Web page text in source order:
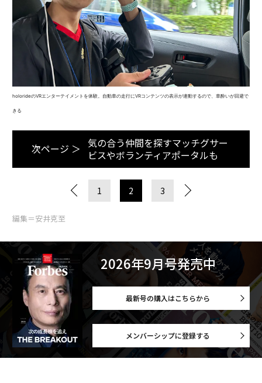
holorideのVRエンターテイメントを体験。自動車の走行にVRコンテンツの表示が連動するので、車酔いが回避で
きる
次ページ ＞ 気の合う仲間を探すマッチグサー
ビスやボランティアポータルも
1 2 3
編集＝安井克至
2026年9月号発売中
最新号の購入はこちらから
メンバーシップに登録する